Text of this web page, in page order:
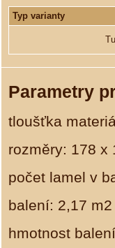
Typ varianty
Parametry
tloušťka
rozměry: 178 x
počet lamel v
balení: 2,17 m2
hmotnost